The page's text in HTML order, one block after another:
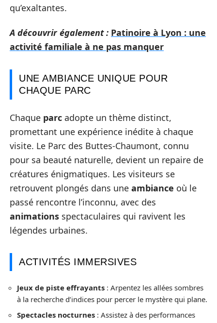
qu’exaltantes.
A découvrir également : Patinoire à Lyon : une
activité familiale à ne pas manquer
UNE AMBIANCE UNIQUE POUR
CHAQUE PARC
Chaque parc adopte un thème distinct,
promettant une expérience inédite à chaque
visite. Le Parc des Buttes-Chaumont, connu
pour sa beauté naturelle, devient un repaire de
créatures énigmatiques. Les visiteurs se
retrouvent plongés dans une ambiance où le
passé rencontre l’inconnu, avec des
animations spectaculaires qui ravivent les
légendes urbaines.
ACTIVITÉS IMMERSIVES
Jeux de piste effrayants : Arpentez les allées sombres
à la recherche d’indices pour percer le mystère qui plane.
Spectacles nocturnes : Assistez à des performances